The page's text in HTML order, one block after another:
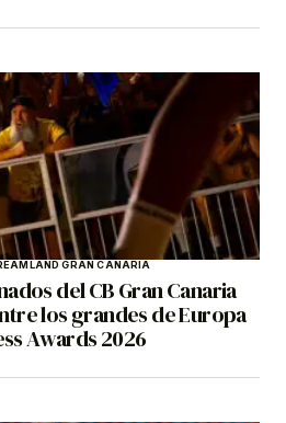
GRAN CANARIA
del CB Gran Canaria
los grandes de Europa
Awards 2026